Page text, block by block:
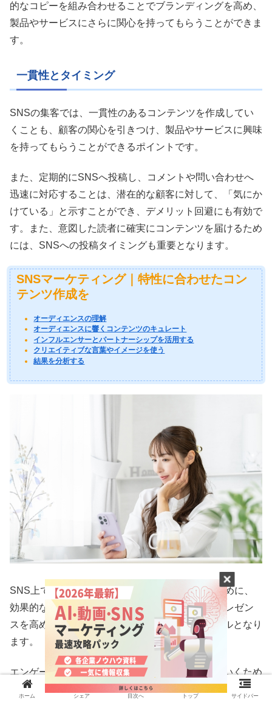
的なコピーを組み合わせることでブランディングを高め、
製品やサービスにさらに関心を持ってもらうことができま
す。
一貫性とタイミング
SNSの集客では、一貫性のあるコンテンツを作成してい
くことも、顧客の関心を引きつけ、製品やサービスに興味
を持ってもらうことができるポイントです。
また、定期的にSNSへ投稿し、コメントや問い合わせへ
迅速に対応することは、潜在的な顧客に対して、「気にか
けている」と示すことができ、デメリット回避にも有効で
す。また、意図した読者に確実にコンテンツを届けるため
には、SNSへの投稿タイミングも重要となります。
SNSマーケティング｜特性に合わせたコン
テンツ作成を
オーディエンスの理解
オーディエンスに響くコンテンツのキュレート
インフルエンサーとパートナーシップを活用する
クリエイティブな言葉やイメージを使う
結果を分析する
SNS上で顧客とのインタラクションを生み出すために、
効果的なSNSのコンテンツ作成は、オンラインプレゼン
スを高めようとしている企業にとって強力なツールとなり
ます。
エンゲージメントとコンバージョンを最大化していくため
には、SNSのデメリットに配慮しながら、顧客の特性に
ホーム シェア 目次へ トップ サイドバー